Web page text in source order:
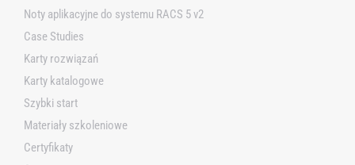
Noty aplikacyjne do systemu RACS 5 v2
Case Studies
Karty rozwiązań
Karty katalogowe
Szybki start
Materiały szkoleniowe
Certyfikaty